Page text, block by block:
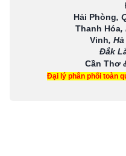
Hải Phòng,
Thanh Hóa,
Vinh,
Đắk
Cần Thơ
Đại lý phân phối toàn